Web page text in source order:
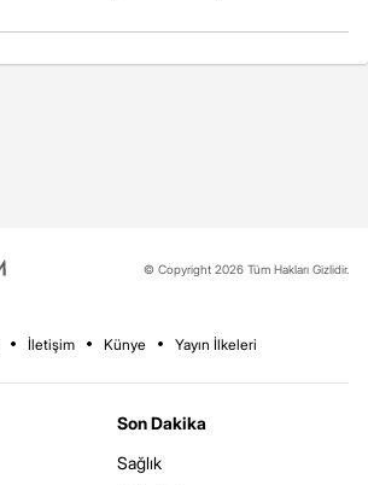
© Copyright 2026 Tüm Hakları Gizlidir.
İletişim Künye Yayın İlkeleri
Son Dakika
Sağlık